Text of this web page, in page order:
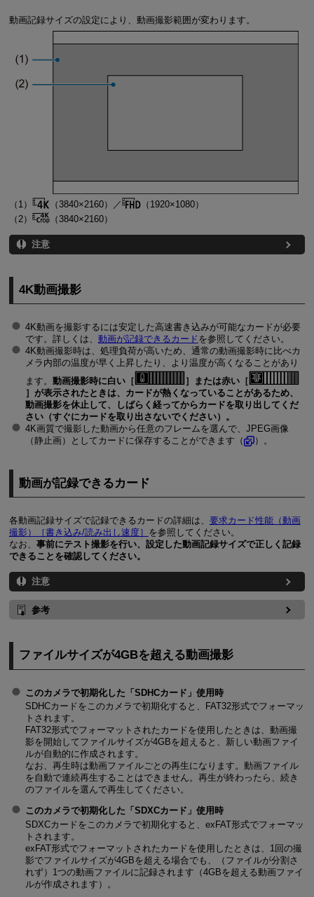
動画記録サイズの設定により、動画撮影範囲が変わります。
（1） （3840×2160）／
（1920×1080）
（2）
（3840×2160）
注意
4K動画撮影
4K動画を撮影するには安定した高速書き込みが可能なカードが必要
です。詳しくは、 動画が記録できるカード を参照してください。
4K動画撮影時は、処理負荷が高いため、通常の動画撮影時に比べカ
メラ内部の温度が早く上昇したり、より温度が高くなることがあり
ます。 動画撮影時に白い［
］または赤い［
］が表示されたときは、カードが熱くなっていることがあるため、
動画撮影を休止して、しばらく経ってからカードを取り出してくだ
さい（すぐにカードを取り出さないでください）。
4K画質で撮影した動画から任意のフレームを選んで、JPEG画像
（静止画）としてカードに保存することができます（
）。
動画が記録できるカード
各動画記録サイズで記録できるカードの詳細は、 要求カード性能（動画
撮影）［書き込み/読み出し速度］ を参照してください。
なお、 事前にテスト撮影を行い、設定した動画記録サイズで正しく記録
できることを確認してください。
注意
参考
ファイルサイズが4GBを超える動画撮影
このカメラで初期化した「SDHCカード」使用時
SDHCカードをこのカメラで初期化すると、FAT32形式でフォーマッ
トされます。
FAT32形式でフォーマットされたカードを使用したときは、動画撮
影を開始してファイルサイズが4GBを超えると、新しい動画ファイ
ルが自動的に作成されます。
なお、再生時は動画ファイルごとの再生になります。動画ファイル
を自動で連続再生することはできません。再生が終わったら、続き
のファイルを選んで再生してください。
このカメラで初期化した「SDXCカード」使用時
SDXCカードをこのカメラで初期化すると、exFAT形式でフォーマッ
トされます。
exFAT形式でフォーマットされたカードを使用したときは、1回の撮
影でファイルサイズが4GBを超える場合でも、（ファイルが分割さ
れず）1つの動画ファイルに記録されます（4GBを超える動画ファイ
ルが作成されます）。